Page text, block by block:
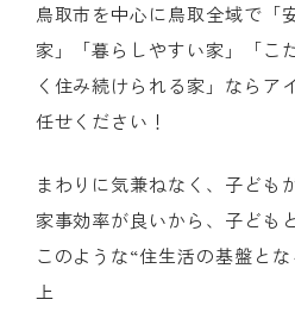
鳥取市を中心に鳥取全域で「
家」「暮らしやすい家」「こ
く住み続けられる家」ならア
任せください！
まわりに気兼ねなく、子ども
家事効率が良いから、子ども
このような“住生活の基盤と
上